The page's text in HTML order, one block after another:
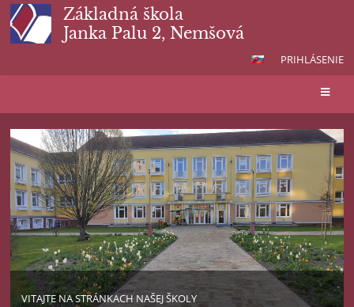
Základná škola
Janka Palu 2, Nemšová
PRIHLÁSENIE
stránka
VITAJTE NA STRÁNKACH NAŠEJ ŠKOLY